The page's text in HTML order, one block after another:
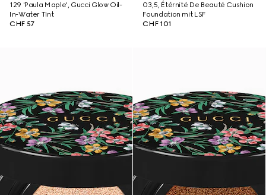
129 'Paula Maple', Gucci Glow Oil-
In-Water Tint
CHF 57
03,5, Étérnité De Beauté Cushion
Foundation mit LSF
CHF 101